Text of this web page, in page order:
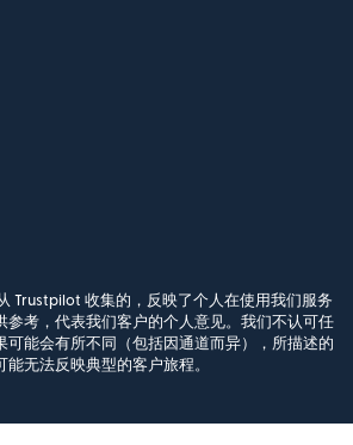
Trustpilot 收集的，反映了个人在使用我们服务
参考，代表我们客户的个人意见。我们不认可任
可能会有所不同（包括因通道而异），所描述的
能无法反映典型的客户旅程。